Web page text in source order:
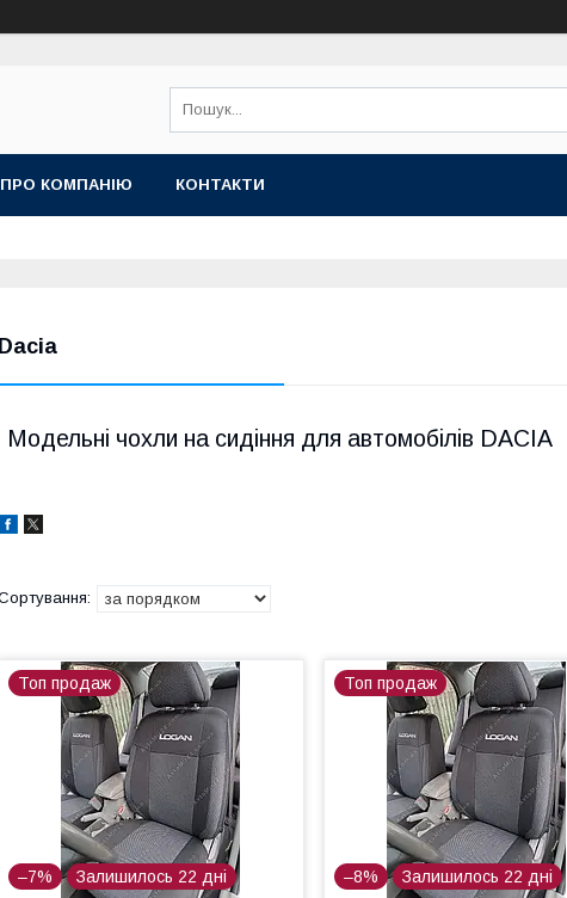
ПРО КОМПАНІЮ КОНТАКТИ
Dacia
Модельні чохли на сидіння для автомобілів DACIA
Топ продаж
–7% Залишилось 22 дні
Топ продаж
–8% Залишилось 22 дні